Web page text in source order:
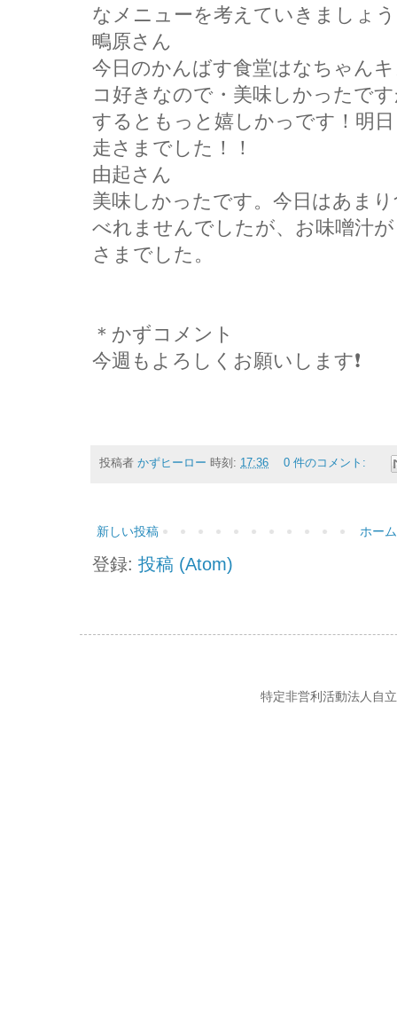
なメニューを考えていきましょう
鴫原さん
今日のかんばす食堂はなちゃん
コ好きなので・美味しかったで
するともっと嬉しかっです！明
走さまでした！！
由起さん
美味しかったです。今日はあま
べれませんでしたが、お味噌汁
さまでした。
＊かずコメント
今週もよろしくお願いします❗
投稿者 かずヒーロー 時刻: 17:36 0 件のコメント:
新しい投稿 ホーム
登録: 投稿 (Atom)
特定非営利活動法人自